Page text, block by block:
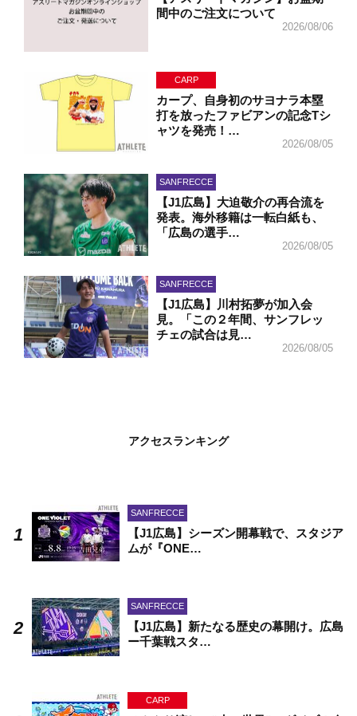
間中のご注文について
2026/08/06
CARP
カープ、自身初のサヨナラ本塁
打を放ったファビアンの記念Tシ
ャツを発売！…
2026/08/05
SANFRECCE
【J1広島】大迫敬介の再合流を
発表。海外移籍は一転白紙も、
「広島の選手…
2026/08/05
SANFRECCE
【J1広島】川村拓夢が加入会
見。「この２年間、サンフレッ
チェの試合は見…
2026/08/05
アクセスランキング
SANFRECCE
【J1広島】シーズン開幕戦で、スタジア
ムが『ONE…
SANFRECCE
【J1広島】新たなる歴史の幕開け。広島
ー千葉戦スタ…
CARP